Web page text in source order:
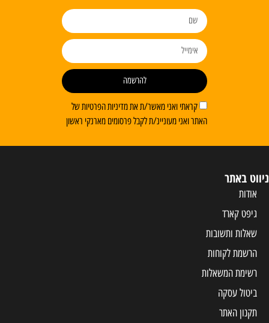
קראתי ואני מאשר/ת את מדיניות הפרטיות של
האתר ואני מעוניינ/ת לקבל פרסומים מארנקי ראשון
להרשמה
ניווט באתר
אודות
גיפט קארד
שאלות ותשובות
הרשמת לקוחות
רשימת המשאלות
ביטול עסקה
תקנון האתר